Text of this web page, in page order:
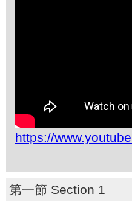
https://
第一節 Section 1